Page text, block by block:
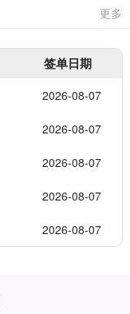
更多
签单日期
2026-08-07
2026-08-07
2026-08-07
2026-08-07
2026-08-07